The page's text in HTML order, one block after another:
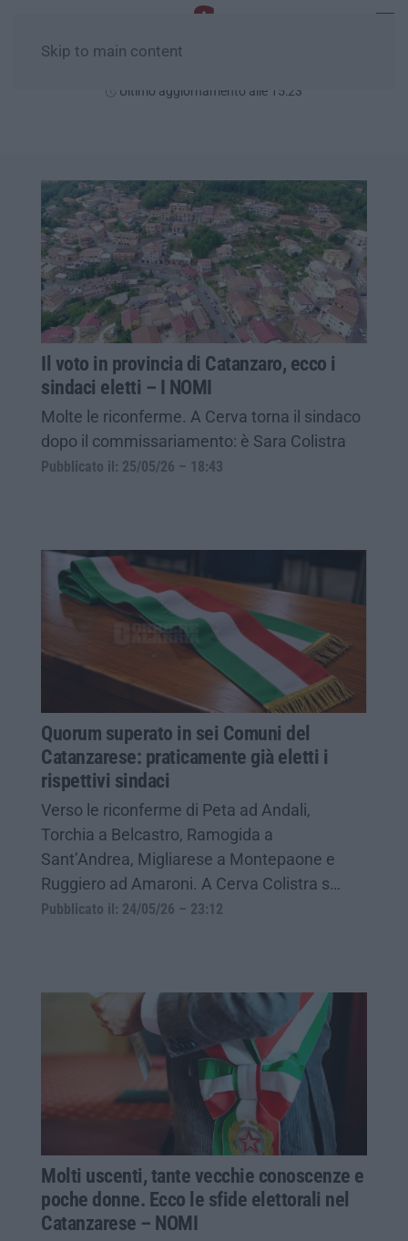
Skip to main content
Ultimo aggiornamento alle 15:23
Il voto in provincia di Catanzaro, ecco i
sindaci eletti – I NOMI
Molte le riconferme. A Cerva torna il sindaco
dopo il commissariamento: è Sara Colistra
Pubblicato il: 25/05/26 – 18:43
Quorum superato in sei Comuni del
Catanzarese: praticamente già eletti i
rispettivi sindaci
Verso le riconferme di Peta ad Andali,
Torchia a Belcastro, Ramogida a
Sant’Andrea, Migliarese a Montepaone e
Ruggiero ad Amaroni. A Cerva Colistra s…
Pubblicato il: 24/05/26 – 23:12
Molti uscenti, tante vecchie conoscenze e
poche donne. Ecco le sfide elettorali nel
Catanzarese – NOMI